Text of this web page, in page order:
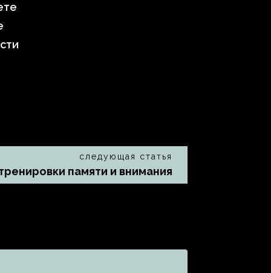
следующая статья
памяти и внимания